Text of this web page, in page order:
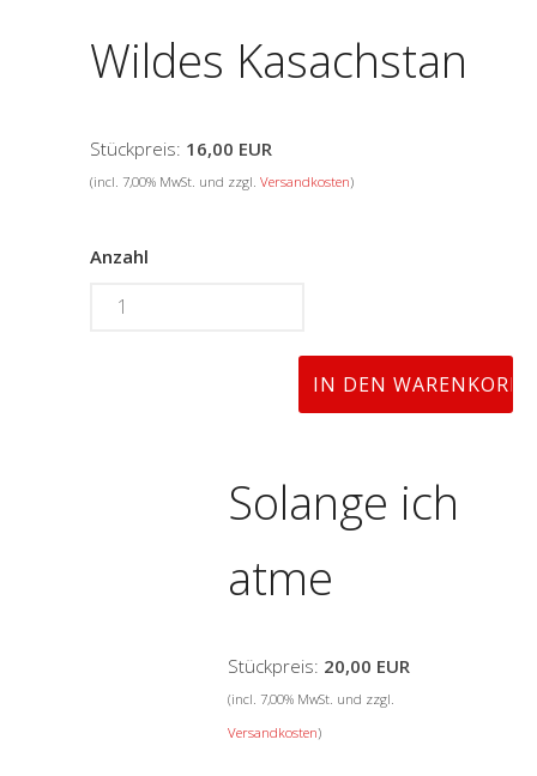
Wildes Kasachstan
Stückpreis: 16,00 EUR
(incl. 7,00% MwSt. und zzgl. Versandkosten)
Anzahl
Solange ich
atme
Stückpreis: 20,00 EUR
(incl. 7,00% MwSt. und zzgl.
Versandkosten)